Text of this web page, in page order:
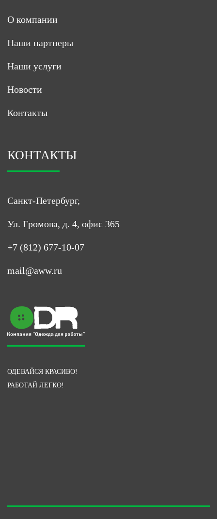
О компании
Наши партнеры
Наши услуги
Новости
Контакты
КОНТАКТЫ
Санкт-Петербург,
Ул. Громова, д. 4, офис 365
+7 (812) 677-10-07
mail@aww.ru
ОДЕВАЙСЯ КРАСИВО!
РАБОТАЙ ЛЕГКО!